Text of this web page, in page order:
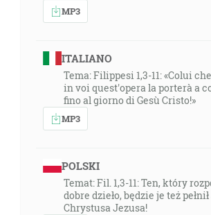
MP3
ITALIANO
Tema: Filippesi 1,3-11: «Colui
in voi quest'opera la porterà a
fino al giorno di Gesù Cristo!»
MP3
POLSKI
Temat: Fil. 1,3-11: Ten, który
dobre dzieło, będzie je też
Chrystusa Jezusa!